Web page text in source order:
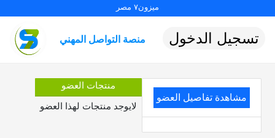
ميزون٧ مصر
منصة التواصل المهني تسجيل الدخول
مشاهدة تفاصيل العضو
منتجات العضو
لايوجد منتجات لهذا العضو